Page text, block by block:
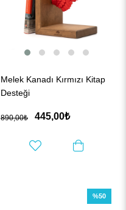
Melek Kanadı Kırmızı Kitap
Desteği
445,00₺
890,00₺
%50